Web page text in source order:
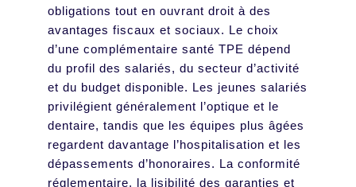
obligations tout en ouvrant droit à des
avantages fiscaux et sociaux. Le choix
d’une complémentaire santé TPE dépend
du profil des salariés, du secteur d’activité
et du budget disponible. Les jeunes salariés
privilégient généralement l’optique et le
dentaire, tandis que les équipes plus âgées
regardent davantage l’hospitalisation et les
dépassements d’honoraires. La conformité
réglementaire, la lisibilité des garanties et